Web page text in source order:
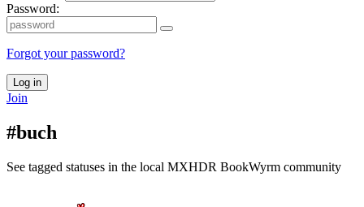
Password:
Forgot your password?
Log in
Join
#buch
See tagged statuses in the local MXHDR BookWyrm community